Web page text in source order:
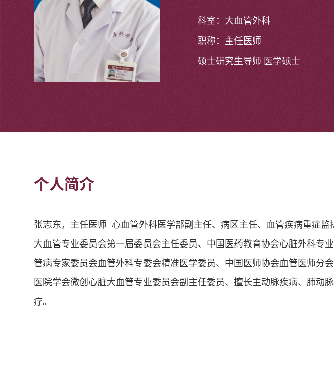
科室：大血管外科
职称：主任医师
硕士研究生导师 医学硕士
个人简介
张志东，主任医师 心血管外科医学部副主任、病区主任、血管疾病重症
大血管专业委员会第一届委员会主任委员、中国医药教育协会心脏外科专
管病专家委员会血管外科专委会精准医学委员、中国医师协会血管医师分
医院学会微创心脏大血管专业委员会副主任委员、擅长主动脉疾病、肺
疗。